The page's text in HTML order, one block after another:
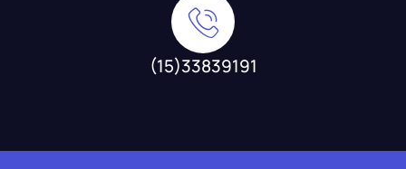
(15)33839191